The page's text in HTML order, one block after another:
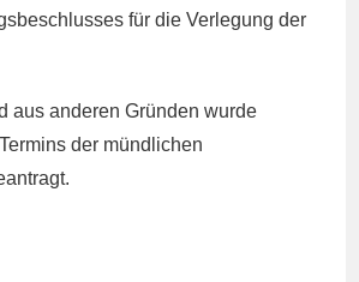
für die Verlegung der
aus anderen Gründen wurde
der mündlichen